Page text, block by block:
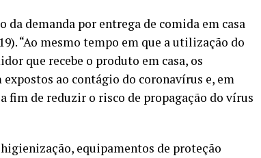
demanda por entrega de comida em casa
“Ao mesmo tempo em que a utilização do
que recebe o produto em casa, os
ao contágio do coronavírus e, em
fim de reduzir o risco de propagação do vírus
equipamentos de proteção